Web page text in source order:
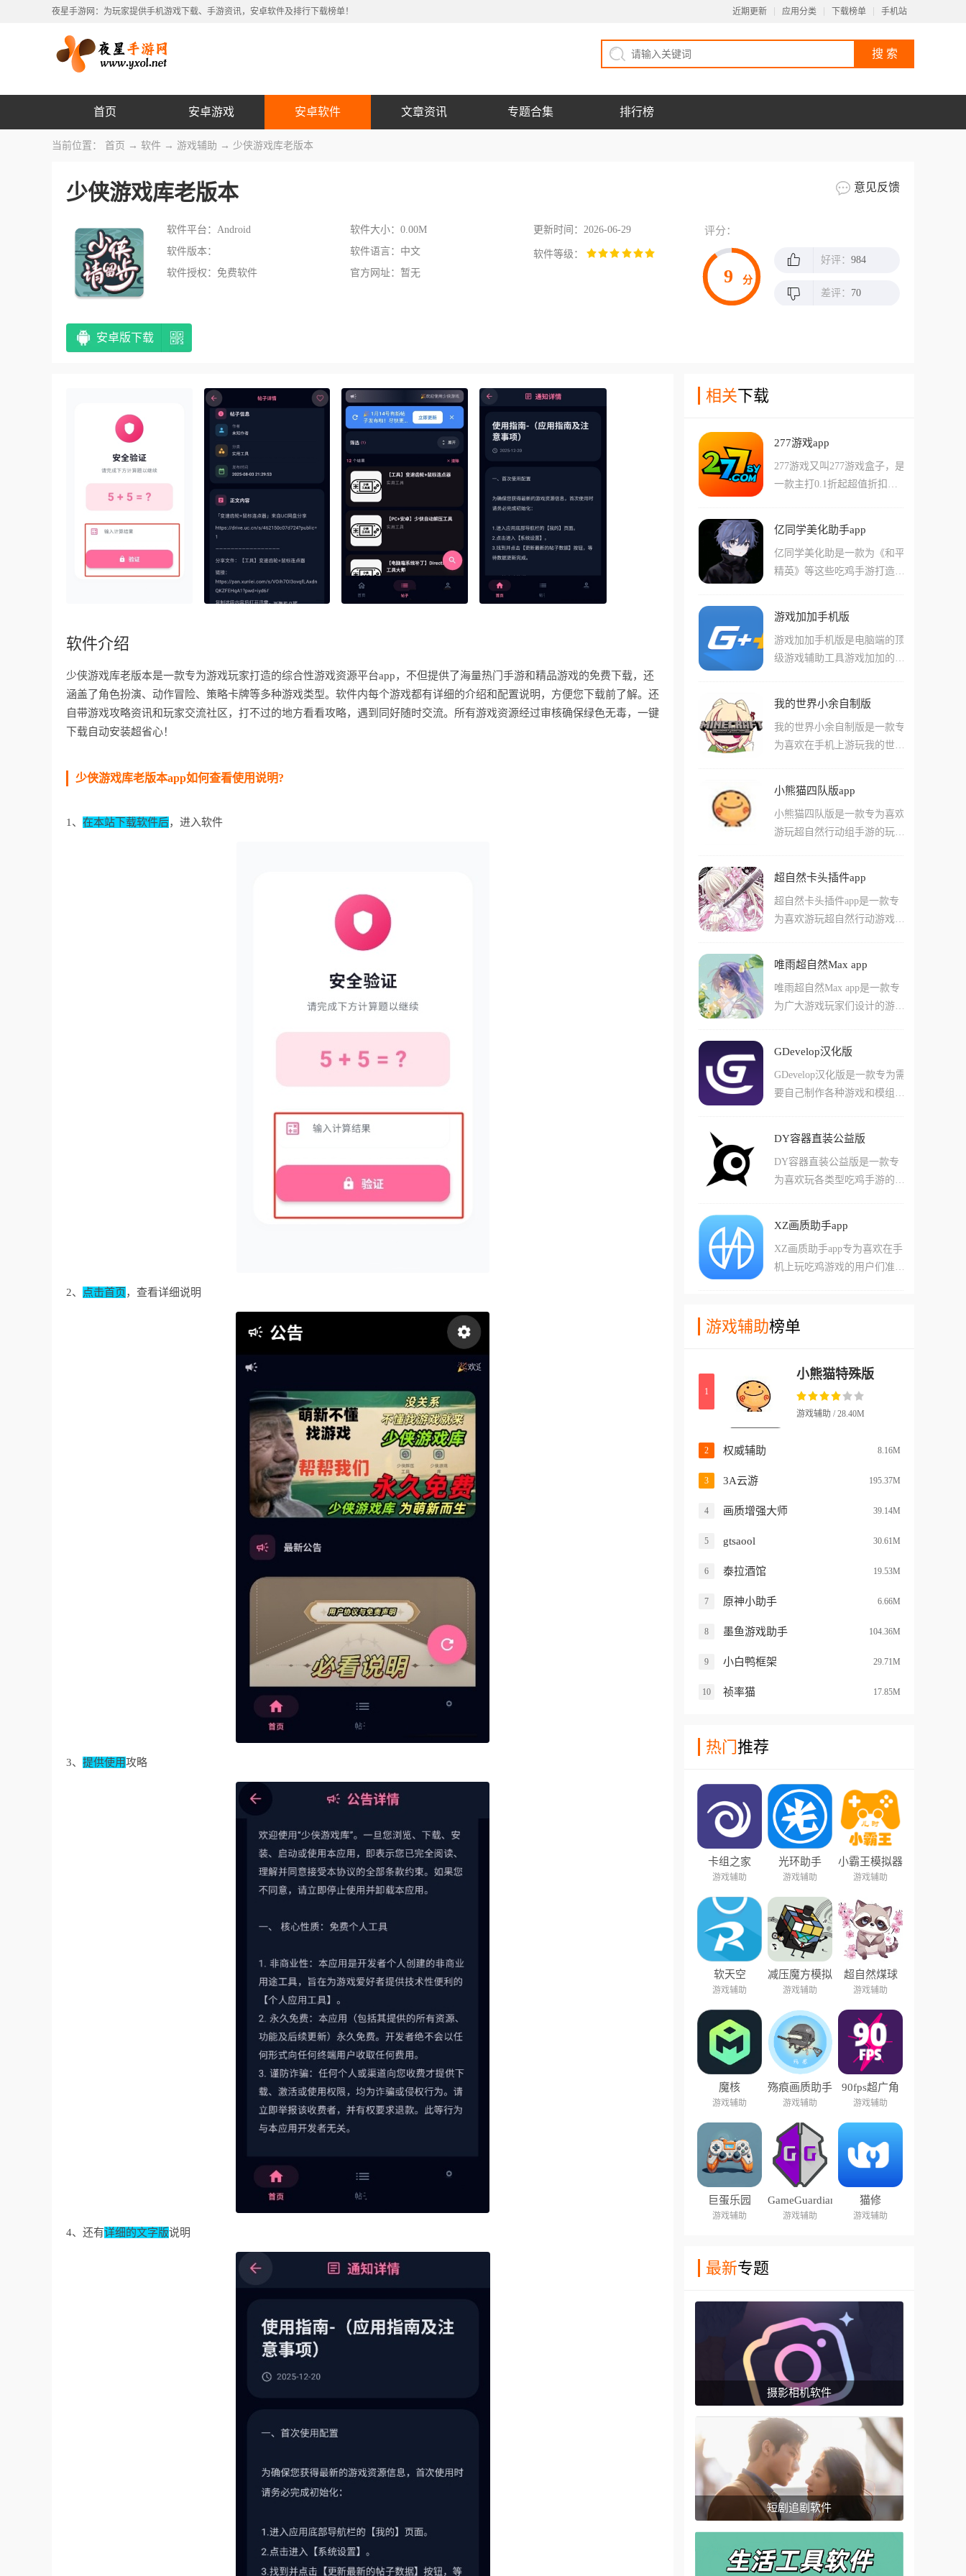
夜星手游网：为玩家提供手机游戏下载、手游资讯，安卓软件及排行下载榜单！ 近期更新 应用分类 下载榜单 手机站
首页 安卓游戏 安卓软件 文章资讯 专题合集 排行榜
当前位置： 首页 → 软件 → 游戏辅助 → 少侠游戏库老版本
少侠游戏库老版本 意见反馈
软件平台：Android 软件大小：0.00M
更新时间：2026-06-29
软件版本：
软件语言：中文
软件等级：
软件授权：免费软件
官方网址：暂无
评分：
9 分
好评： 984
差评： 70
安卓版下载
软件介绍
少侠游戏库老版本是一款专为游戏玩家打造的综合性游戏资源平台app，不但提供了海量热门手游和精品游戏的免费下载，还
涵盖了角色扮演、动作冒险、策略卡牌等多种游戏类型。软件内每个游戏都有详细的介绍和配置说明，方便您下载前了解。还
自带游戏攻略资讯和玩家交流社区，打不过的地方看看攻略，遇到同好随时交流。所有游戏资源经过审核确保绿色无毒，一键
下载自动安装超省心！
少侠游戏库老版本app如何查看使用说明?
1、 在本站下载软件后，进入软件
2、 点击首页 ，查看详细说明
3、 提供使用攻略
4、还有详细的文字版说明
相关下载
277游戏app
277游戏又叫277游戏盒子，是
一款主打0.1折起超值折扣的
戏都经过特殊调整，大幅提升
了爆率、打怪经验和装备掉落
概率，让玩家轻松快速升级，
录即可获得代金券，在购买游
还提供丰富的福利活动和礼包
领取。平台采用P4P和云技
节省等待时间，还有专门的游
亿同学美化助手app
亿同学美化助是一款为《和平
精英》等这些吃鸡手游打造的
和开最拉风的载具皮肤，它能
通过替换本地资源，让你在手
机上直接看到各种精美的枪械
大的画质调校器，能让你的游
极清的电影感，让你流畅度直
接拉满。
游戏加加手机版
游戏加加手机版是电脑端的顶
级游戏辅助工具游戏加加的官
着，或者出门在外，想知道家
里的电脑在跑什么、温度高不
高，或者录好的超神集锦想传
了，它不仅能实时监控CPU和
程关闭电脑，甚至在同一局域
网下实现远程操控。
我的世界小余自制版
我的世界小余自制版是一款专
为喜欢在手机上游玩我的世界
帮助用户们快捷方便的启动我
的世界游戏，并且在启动之前
就附带好各种不同类型的功
简单的导入并且管理自己下载
游戏中支持用户们按照自己的
喜好对游戏内的各种内容进行
小熊猫四队版app
小熊猫四队版是一款专为喜欢
游玩超自然行动组手游的玩家
十分简单的几步就完成各种不
同类型的游戏设置，还能直接
通过游戏中的各种辅助器工具
不同辅助功能，并且让用户们
法。游戏中还有很多具有优势
的战斗玩法和体验，能让用户
超自然卡头插件app
超自然卡头插件app是一款专
为喜欢游玩超自然行动游戏的
戏中的各种不同类型软件简单
的调整整体游戏的参数。游戏
中支持玩家们使用包括无限资
您在游玩游戏的过程中获得更
加流畅的游戏运行感受！这款
软件还支持用户们增加虚拟准
唯雨超自然Max app
唯雨超自然Max app是一款专
为广大游戏玩家们设计的游戏
件中支持用户们直接启动这款
工具来进行的对于游戏画质和
本体的修改。软件中能够让用
样，还有许多比如悬浮窗的便
中还有一些非常好用的特殊功
能，比如面对各种不同的手
能！
GDevelop汉化版
GDevelop汉化版是一款专为需
要自己制作各种游戏和模组的
完成各种不同类型的工作，并
且想办法尽可能快的发布自己
的排行和demo作品到游戏的
全支持了中文版的各种内容，
各种玩法和资源！游戏中还有
不少全新的项目可以游玩，体
DY容器直装公益版
DY容器直装公益版是一款专
为喜欢玩各类型吃鸡手游的用
玩家们可以轻松的发现游戏中
的各种敌人位置和有利的战斗
信息，比起原版游戏玩起来要
术，就能轻松的增强自己的战
非常适合普通玩家们使用！
XZ画质助手app
XZ画质助手app专为喜欢在手
机上玩吃鸡游戏的用户们准备
通过app对游戏画面的各种选
直接进行调整的！在游戏中还
有不少其他类型的设置，比如
虚拟准星，闪退，听声辩位等
系统，都能让玩家们在使用过
程中更加简单轻松！游戏中玩
的查看远处的敌人位置！
游戏辅助榜单
1
小熊猫特殊版
游戏辅助 / 28.40M
2 权威辅助 8.16M
3 3A云游 195.37M
4 画质增强大师 39.14M
5 gtsaool 30.61M
6 泰拉酒馆 19.53M
7 原神小助手 6.66M
8 墨鱼游戏助手 104.36M
9 小白鸭框架 29.71M
10 祯率猫 17.85M
热门推荐
卡组之家
游戏辅助
光环助手
游戏辅助
小霸王模拟器
游戏辅助
软天空
游戏辅助
减压魔方模拟
器盒子
游戏辅助
超自然煤球
游戏辅助
魔核
游戏辅助
殇痕画质助手
游戏辅助
90fps超广角
游戏辅助
巨蛋乐园
游戏辅助
GameGuardian
游戏辅助
猫修
游戏辅助
最新专题
摄影相机软件
短剧追剧软件